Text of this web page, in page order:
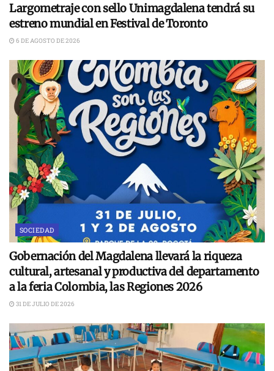
Largometraje con sello Unimagdalena tendrá su
estreno mundial en Festival de Toronto
6 DE AGOSTO DE 2026
SOCIEDAD
Gobernación del Magdalena llevará la riqueza
cultural, artesanal y productiva del departamento
a la feria Colombia, las Regiones 2026
31 DE JULIO DE 2026